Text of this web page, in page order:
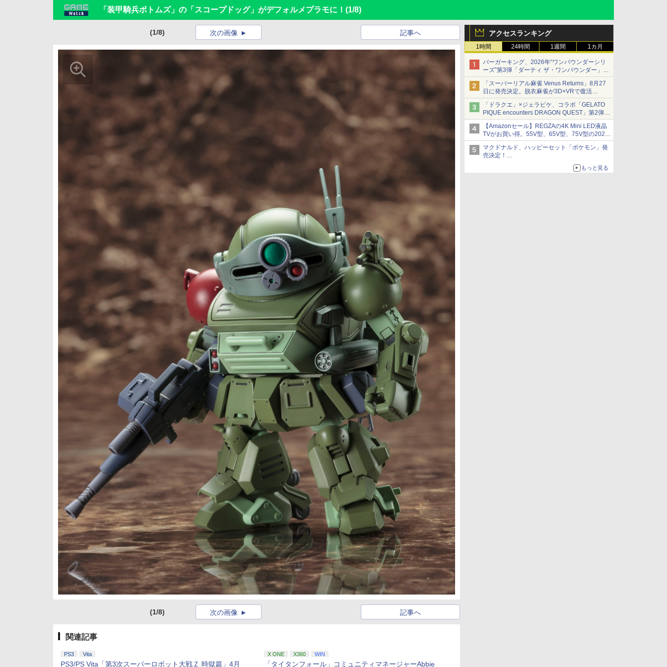
「装甲騎兵ボトムズ」の「スコープドッグ」がデフォルメプラモに！ (1/8)
アクセスランキング
1時間 24時間 1週間 1カ月
バーガーキング、2026年“ワンパウンダーシリ
ーズ”第3弾「ダーティ ザ・ワンパウンダー」を
8月7日発売
「特製ガーリックマヨソース」を使用した超大
型チーズバーガー
「スーパーリアル麻雀 Venus Returns」8月27
日に発売決定。脱衣麻雀が3D×VRで復活
発売から2週間は20%オフになるセールが実施
「ドラクエ」×ジェラピケ、コラボ「GELATO
PIQUE encounters DRAGON QUEST」第2弾が
本日発売
アイスカップに入ったスライムやわたぼう、ベ
ビーサタンなどがオリジナルアートで登場
【Amazonセール】REGZAの4K Mini LED液晶
TVがお買い得。55V型、65V型、75V型の2026
年モデルがラインナップ
マクドナルド、ハッピーセット「ポケモン」発
売決定！
ポケモン30周年記念で30匹が大集合
もっと見る
(1/8) 記事へ
次の画像
(1/8) 記事へ
次の画像
関連記事
PS3 Vita
PS3/PS Vita「第3次スーパーロボット大戦Ｚ 時獄篇」4月
X ONE X360 WIN
「タイタンフォール」コミュニティマネージャーAbbie